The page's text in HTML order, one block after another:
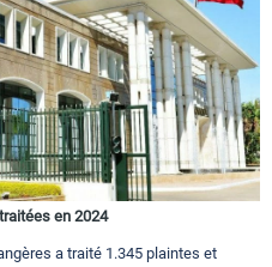
en 2024
a traité 1.345 plaintes et